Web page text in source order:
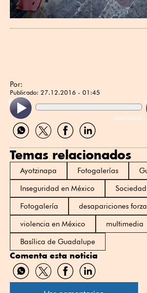
Por:
Publicado: 27.12.2016 - 01:45
ReadSpeaker
Compartir
por
Compartir
por
Compartir
por
Compartir
por
Temas relacionados
Ayotzinapa Fotogalerías
Inseguridad en México
Sociedad
Fotogalería
desapariciones
violencia en México
multimedia
Basílica de Guadalupe
Comenta esta noticia
Compartir
por
Compartir
por
Compartir
por
Compartir
por